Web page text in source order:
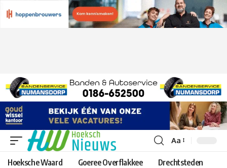
Lettergrootte
aanpassen
Aa
Hoeksche Waard Goeree Overflakkee Drechtsteden